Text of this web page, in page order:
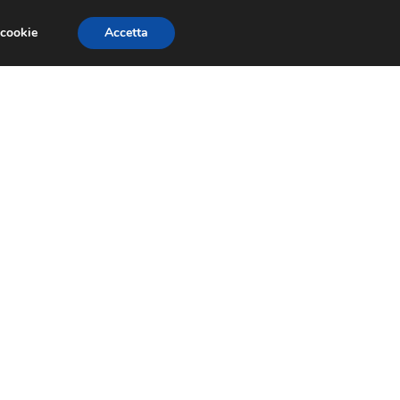
EVENTI E FIERE
Accetta